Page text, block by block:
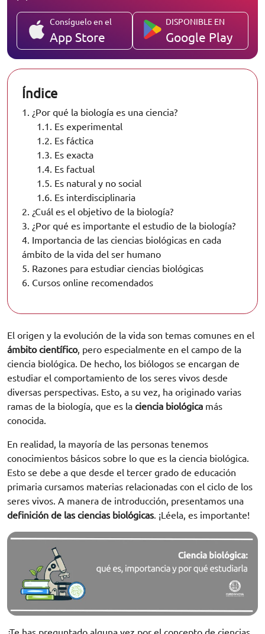
Consíguelo en el
App Store
DISPONIBLE EN
Google Play
Índice
1. ¿Por qué la biología es una ciencia?
1.1. Es experimental
1.2. Es fáctica
1.3. Es exacta
1.4. Es factual
1.5. Es natural y no social
1.6. Es interdisciplinaria
2. ¿Cuál es el objetivo de la biología?
3. ¿Por qué es importante el estudio de la biología?
4. Importancia de las ciencias biológicas en cada
ámbito de la vida del ser humano
5. Razones para estudiar ciencias biológicas
6. Cursos online recomendados
El origen y la evolución de la vida son temas comunes en el
ámbito científico, pero especialmente en el campo de la
ciencia biológica. De hecho, los biólogos se encargan de
estudiar el comportamiento de los seres vivos desde
diversas perspectivas. Esto, a su vez, ha originado varias
ramas de la biología, que es la ciencia biológica más
conocida.
En realidad, la mayoría de las personas tenemos
conocimientos básicos sobre lo que es la ciencia biológica.
Esto se debe a que desde el tercer grado de educación
primaria cursamos materias relacionadas con el ciclo de los
seres vivos. A manera de introducción, presentamos una
definición de las ciencias biológicas. ¡Léela, es importante!